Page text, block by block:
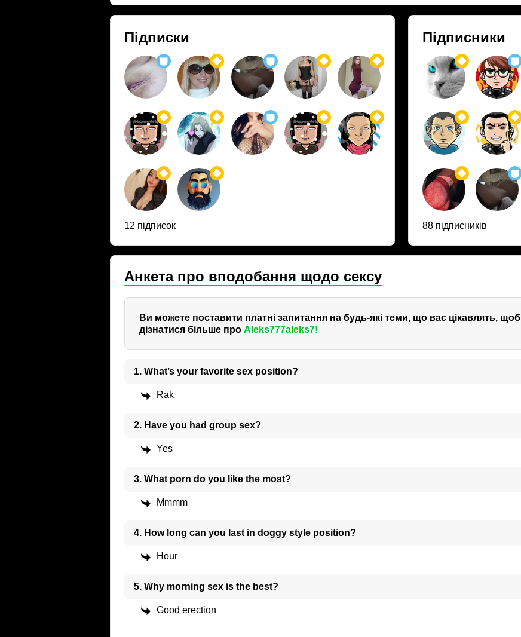
Підписки
12 підписок
Підписники
88 підписників
Анкета про вподобання щодо сексу
Ви можете поставити платні запитання на будь-які теми, що вас цікавлять, щоб
дізнатися більше про Aleks777aleks7!
1. What’s your favorite sex position?
Rak
2. Have you had group sex?
Yes
3. What porn do you like the most?
Mmmm
4. How long can you last in doggy style position?
Hour
5. Why morning sex is the best?
Good erection